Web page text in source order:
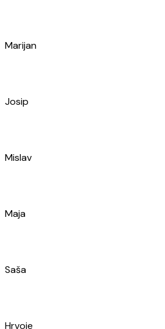
Josip
Ivan
Jurica
Antonio